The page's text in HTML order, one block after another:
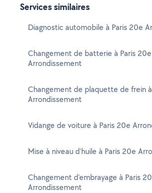
Services similaires
Diagnostic automobile à Paris 20e
Changement de batterie à Paris 20e
Arrondissement
Changement de plaquette de frein
Arrondissement
Vidange de voiture à Paris 20e
Mise à niveau d'huile à Paris 20e
Changement d'embrayage à Paris
Arrondissement